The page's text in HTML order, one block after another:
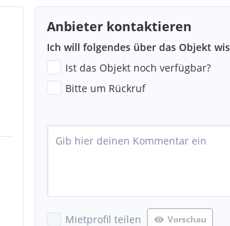
Anbieter kontaktieren
Ich will folgendes über das Objekt
Ist das Objekt noch verfügbar?
Bitte um Rückruf
Mietprofil teilen Vorschau